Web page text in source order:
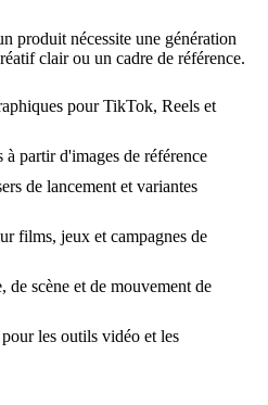
produit nécessite une génération
clair ou un cadre de référence.
pour TikTok, Reels et
à partir d'images de référence
de lancement et variantes
films, jeux et campagnes de
de scène et de mouvement de
les outils vidéo et les